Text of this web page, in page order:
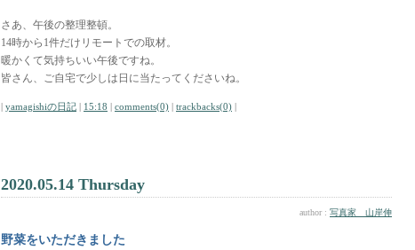
さあ、午後の整理整頓。
14時から1件だけリモートでの取材。
暖かくて気持ちいい午後ですね。
皆さん、ご自宅で少しは日に当たってくださいね。
| yamagishiの日記 | 15:18 | comments(0) | trackbacks(0) |
2020.05.14 Thursday
author : 写真家 山岸伸
野菜をいただきました